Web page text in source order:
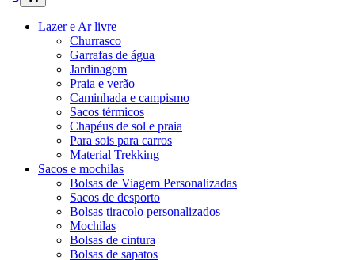
Lazer e Ar livre
Churrasco
Garrafas de água
Jardinagem
Praia e verão
Caminhada e campismo
Sacos térmicos
Chapéus de sol e praia
Para sois para carros
Material Trekking
Sacos e mochilas
Bolsas de Viagem Personalizadas
Sacos de desporto
Bolsas tiracolo personalizados
Mochilas
Bolsas de cintura
Bolsas de sapatos